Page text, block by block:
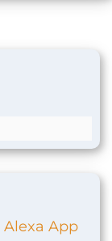
Alexa App